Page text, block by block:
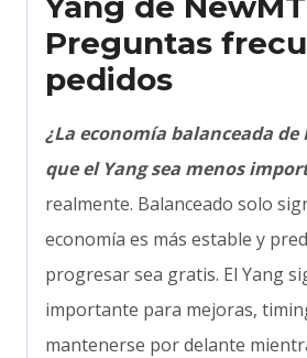
Preguntas
pedidos
¿La economía balanceada de
que el Yang sea menos
realmente. Balanceado solo
economía es más estable y
progresar sea gratis. El Yang
importante para mejoras,
mantenerse por delante